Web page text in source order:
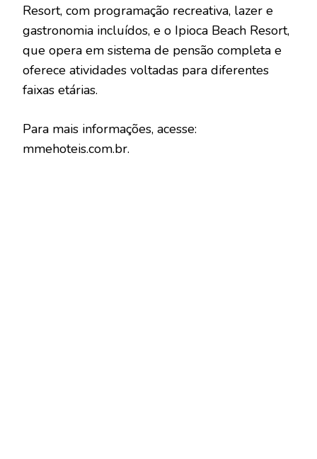
Resort, com programação recreativa, lazer e
gastronomia incluídos, e o Ipioca Beach Resort,
que opera em sistema de pensão completa e
oferece atividades voltadas para diferentes
faixas etárias.
Para mais informações, acesse:
mmehoteis.com.br.